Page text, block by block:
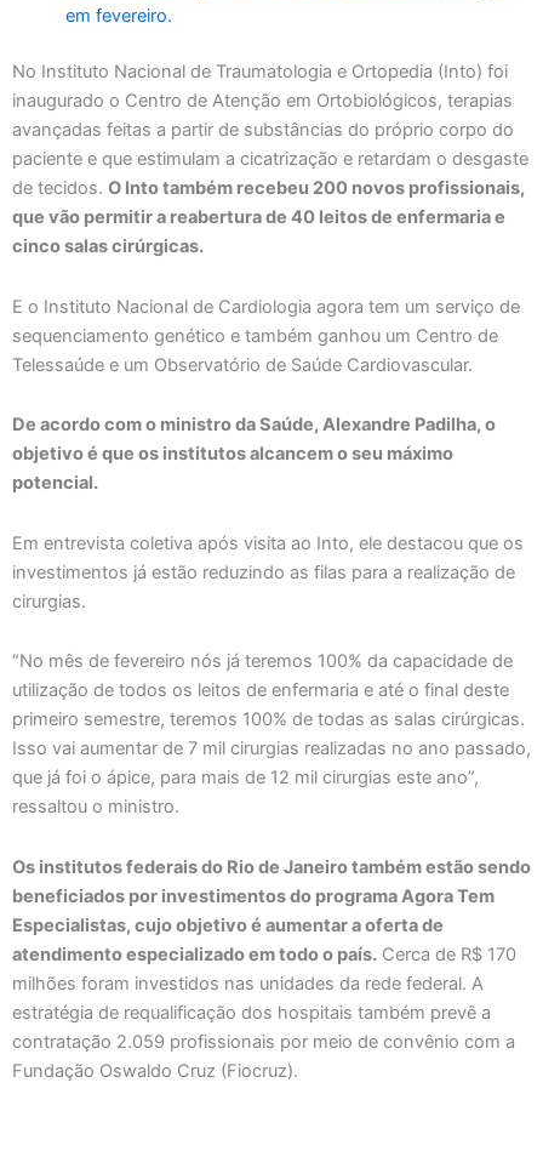
em fevereiro.
No Instituto Nacional de Traumatologia e Ortopedia (Into) foi
inaugurado o Centro de Atenção em Ortobiológicos, terapias
avançadas feitas a partir de substâncias do próprio corpo do
paciente e que estimulam a cicatrização e retardam o desgaste
de tecidos. O Into também recebeu 200 novos profissionais,
que vão permitir a reabertura de 40 leitos de enfermaria e
cinco salas cirúrgicas.
E o Instituto Nacional de Cardiologia agora tem um serviço de
sequenciamento genético e também ganhou um Centro de
Telessaúde e um Observatório de Saúde Cardiovascular.
De acordo com o ministro da Saúde, Alexandre Padilha, o
objetivo é que os institutos alcancem o seu máximo
potencial.
Em entrevista coletiva após visita ao Into, ele destacou que os
investimentos já estão reduzindo as filas para a realização de
cirurgias.
“No mês de fevereiro nós já teremos 100% da capacidade de
utilização de todos os leitos de enfermaria e até o final deste
primeiro semestre, teremos 100% de todas as salas cirúrgicas.
Isso vai aumentar de 7 mil cirurgias realizadas no ano passado,
que já foi o ápice, para mais de 12 mil cirurgias este ano”,
ressaltou o ministro.
Os institutos federais do Rio de Janeiro também estão sendo
beneficiados por investimentos do programa Agora Tem
Especialistas, cujo objetivo é aumentar a oferta de
atendimento especializado em todo o país. Cerca de R$ 170
milhões foram investidos nas unidades da rede federal. A
estratégia de requalificação dos hospitais também prevê a
contratação 2.059 profissionais por meio de convênio com a
Fundação Oswaldo Cruz (Fiocruz).